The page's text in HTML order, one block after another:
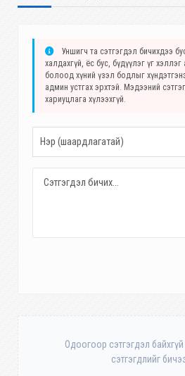
Уншигч та сэтгэгдэл бичихдээ
халдахгүй, ёс бус, бүдүүлэг үг хэллэг
болоод хүний үзэл бодлыг
админ устгах эрхтэй. Мэдээний
хариуцлага хүлээхгүй.
Одоогоор сэтгэгдэл
сэтгэгдлийг